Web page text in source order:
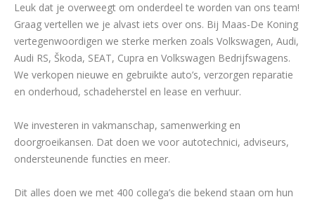
Leuk dat je overweegt om onderdeel te worden van ons team!
Graag vertellen we je alvast iets over ons. Bij Maas-De Koning
vertegenwoordigen we sterke merken zoals Volkswagen, Audi,
Audi RS, Škoda, SEAT, Cupra en Volkswagen Bedrijfswagens.
We verkopen nieuwe en gebruikte auto’s, verzorgen reparatie
en onderhoud, schadeherstel en lease en verhuur.
We investeren in vakmanschap, samenwerking en
doorgroeikansen. Dat doen we voor autotechnici, adviseurs,
ondersteunende functies en meer.
Dit alles doen we met 400 collega’s die bekend staan om hun